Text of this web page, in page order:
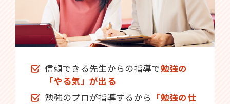
信頼できる先生からの指導で勉強の
「やる気」が出る
勉強のプロが指導するから 「勉強の仕